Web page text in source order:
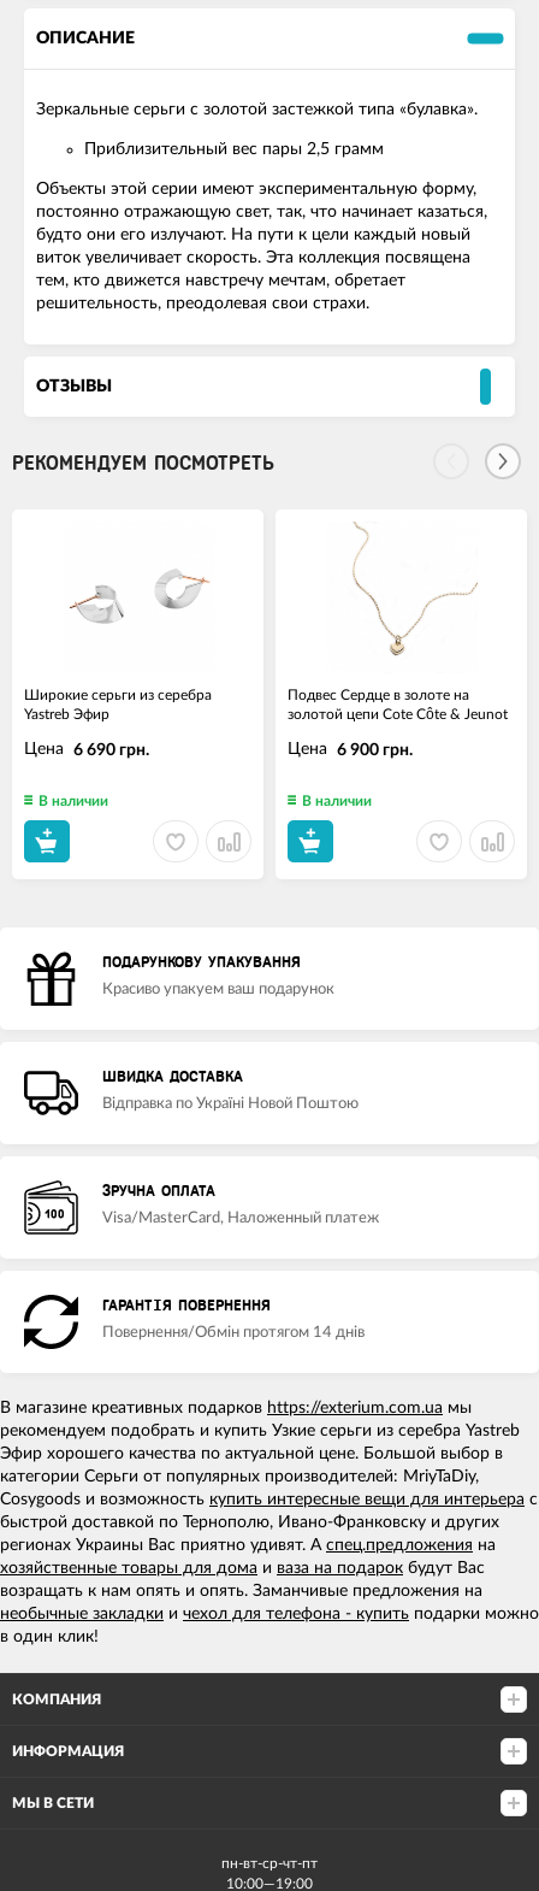
ОПИСАНИЕ
Зеркальные серьги с золотой застежкой типа «булавка».
Приблизительный вес пары 2,5 грамм
Объекты этой серии имеют экспериментальную форму,
постоянно отражающую свет, так, что начинает казаться,
будто они его излучают. На пути к цели каждый новый
виток увеличивает скорость. Эта коллекция посвящена
тем, кто движется навстречу мечтам, обретает
решительность, преодолевая свои страхи.
ОТЗЫВЫ
РЕКОМЕНДУЕМ ПОСМОТРЕТЬ
Широкие серьги из серебра
Yastreb Эфир
Цена 6 690 грн.
В наличии
Подвес Сердце в золоте на
золотой цепи Cote Côte & Jeunot
Цена 6 900 грн.
В наличии
ПОДАРУНКОВУ УПАКУВАННЯ
Красиво упакуем ваш подарунок
ШВИДКА ДОСТАВКА
Відправка по Україні Новой Поштою
ЗРУЧНА ОПЛАТА
Visa/MasterCard, Наложенный платеж
ГАРАНТІЯ ПОВЕРНЕННЯ
Повернення/Обмін протягом 14 днів
В магазине креативных подарков https://exterium.com.ua мы
рекомендуем подобрать и купить Узкие серьги из серебра Yastreb
Эфир хорошего качества по актуальной цене. Большой выбор в
категории Серьги от популярных производителей: MriyTaDiy,
Cosygoods и возможность купить интересные вещи для интерьера с
быстрой доставкой по Тернополю, Ивано-Франковску и других
регионах Украины Вас приятно удивят. А спец.предложения на
хозяйственные товары для дома и ваза на подарок будут Вас
возращать к нам опять и опять. Заманчивые предложения на
необычные закладки и чехол для телефона - купить подарки можно
в один клик!
КОМПАНИЯ
ИНФОРМАЦИЯ
МЫ В СЕТИ
пн-вт-ср-чт-пт
10:00—19:00